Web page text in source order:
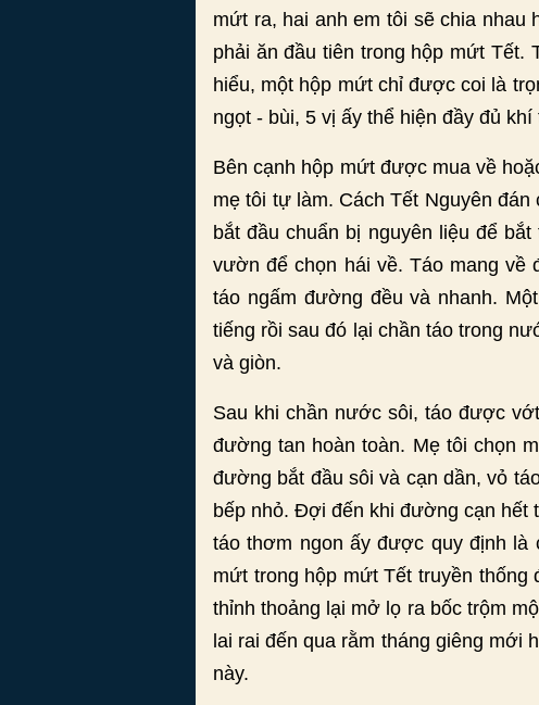
mứt ra, hai anh em tôi sẽ chia nhau
phải ăn đầu tiên trong hộp mứt
hiểu, một hộp mứt chỉ được coi là
ngọt - bùi, 5 vị ấy thể hiện đầy đủ
Bên cạnh hộp mứt được mua về
mẹ tôi tự làm. Cách Tết Nguyên
bắt đầu chuẩn bị nguyên liệu để
vườn để chọn hái về. Táo mang về
táo ngấm đường đều và nhanh.
tiếng rồi sau đó lại chần táo trong
và giòn.
Sau khi chần nước sôi, táo được
đường tan hoàn toàn. Mẹ tôi chọn
đường bắt đầu sôi và cạn dần, vỏ
bếp nhỏ. Đợi đến khi đường cạn hết
táo thơm ngon ấy được quy định là
mứt trong hộp mứt Tết truyền
thỉnh thoảng lại mở lọ ra bốc trộm
lai rai đến qua rằm tháng giêng mới
này.